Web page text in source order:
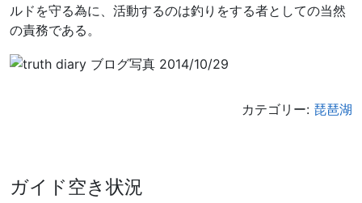
ルドを守る為に、活動するのは釣りをする者としての当然
の責務である。
カテゴリー: 琵琶湖
ガイド空き状況